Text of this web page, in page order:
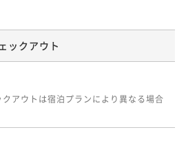
¥15,000~
ィブツイン【レイクビューラウ
ックアウト
アウトは宿泊プランにより異なる場合